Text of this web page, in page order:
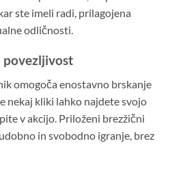
ste imeli radi, prilagojena
odličnosti.
povezljivost
omogoča enostavno brskanje
nekaj kliki lahko najdete svojo
v akcijo. Priloženi brezžični
in svobodno igranje, brez